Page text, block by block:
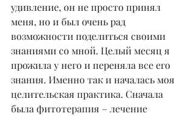
удивление, он не просто принял
меня, но и был очень рад
возможности поделиться своими
знаниями со мной. Целый месяц я
прожила у него и переняла все его
знания. Именно так и началась моя
целительская практика. Сначала
была фитотерапия – лечение